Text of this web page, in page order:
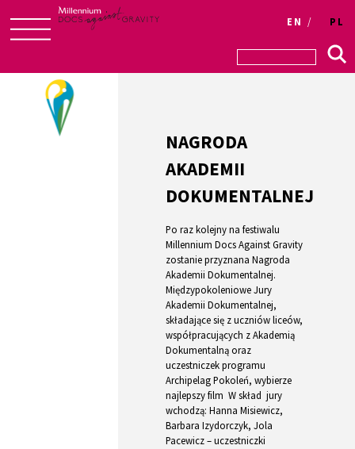
to
content
Login
EN PL
NAGRODA
AKADEMII
DOKUMENTALNEJ
Po raz kolejny na festiwalu
Millennium Docs Against Gravity
zostanie przyznana Nagroda
Akademii Dokumentalnej.
Międzypokoleniowe Jury
Akademii Dokumentalnej,
składające się z uczniów liceów,
współpracujących z Akademią
Dokumentalną oraz
uczestniczek programu
Archipelag Pokoleń, wybierze
najlepszy film W skład jury
wchodzą: Hanna Misiewicz,
Barbara Izydorczyk, Jola
Pacewicz – uczestniczki